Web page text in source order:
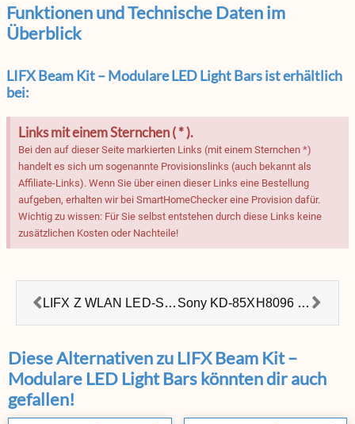
Funktionen und Technische Daten im
Überblick
LIFX Beam Kit – Modulare LED Light Bars ist erhältlich
bei:
Links mit einem Sternchen ( * ).
Bei den auf dieser Seite markierten Links (mit einem Sternchen *)
handelt es sich um sogenannte Provisionslinks (auch bekannt als
Affiliate-Links). Wenn Sie über einen dieser Links eine Bestellung
aufgeben, erhalten wir bei SmartHomeChecker eine Provision dafür.
Wichtig zu wissen: Für Sie selbst entstehen durch diese Links keine
zusätzlichen Kosten oder Nachteile!
LIFX Z WLAN LED-Streifen Sony KD-85XH8096 Bravia 85″ 4K Ultra HD (Modell 2020)
Diese Alternativen zu LIFX Beam Kit –
Modulare LED Light Bars könnten dir auch
gefallen!